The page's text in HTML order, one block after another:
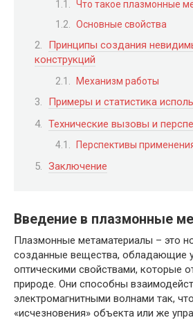
Что такое плазмонные
Основные свойства
Принципы создания
конструкций
Механизм работы
Примеры и статистика
Технические вызовы и
Перспективы
Заключение
Введение в плазмонные
Плазмонные метаматериалы – это
созданные вещества, обладающие
оптическими свойствами, которые
природе. Они способны
электромагнитными волнами так,
«исчезновения» объекта или же